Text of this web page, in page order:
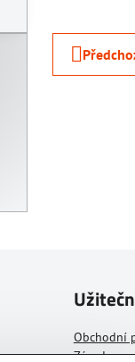
Obchodní
Zásady